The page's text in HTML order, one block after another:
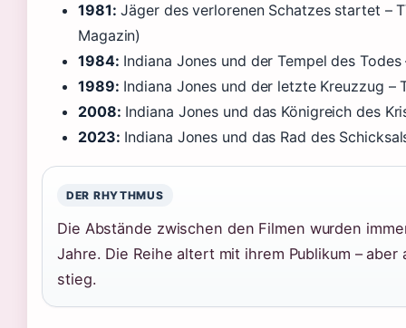
1981: Jäger des verlorenen Schatzes startet –
Magazin)
1984: Indiana Jones und der Tempel des Todes
1989: Indiana Jones und der letzte Kreuzzug –
2008: Indiana Jones und das Königreich des
2023: Indiana Jones und das Rad des
DER RHYTHMUS
Die Abstände zwischen den Filmen wurden
Jahre. Die Reihe altert mit ihrem Publikum –
stieg.